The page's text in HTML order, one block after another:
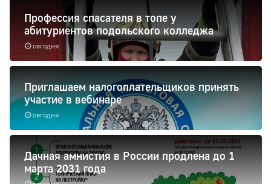
сегодня
Профессия спасателя в топе у
абитуриентов подольского колледжа
сегодня
Приглашаем налогоплательщиков принять
участие в вебинаре
Дачная амнистия в России продлена до 1
марта 2031 года